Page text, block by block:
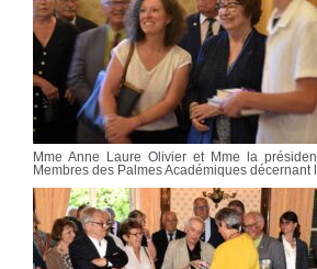
Mme Anne Laure Olivier et Mme la
Membres des Palmes Académiques décernant